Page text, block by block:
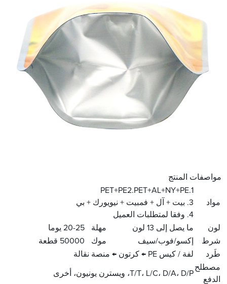
مواصفات المنتج
مواد
1.PET+PE2.PET+AL+NY+PE
3. بيت + آل + فمبيت + نيويورك + بي
4. وفقا لمتطلبات العميل
لون
ما يصل إلى 13 لون مهلة
20-25 يوما
شرط
إكسو/فوب/سيف موك
50000 قطعة
طَرد
لفة / كيس PE ← كرتون ← منصة نقالة
مصطلح
الدفع
T/T، L/C، D/A، D/P، ويسترن يونيون، أخرى